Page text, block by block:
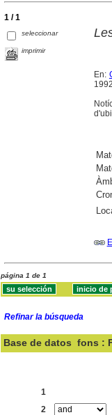
1 / 1
seleccionar
imprimir
En:
página 1 de 1
Refinar la búsqueda
Base de datos fons :
1
2